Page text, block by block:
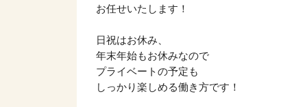
お任せいたします！
日祝はお休み、
年末年始もお休みなので
プライベートの予定も
しっかり楽しめる働き方です！